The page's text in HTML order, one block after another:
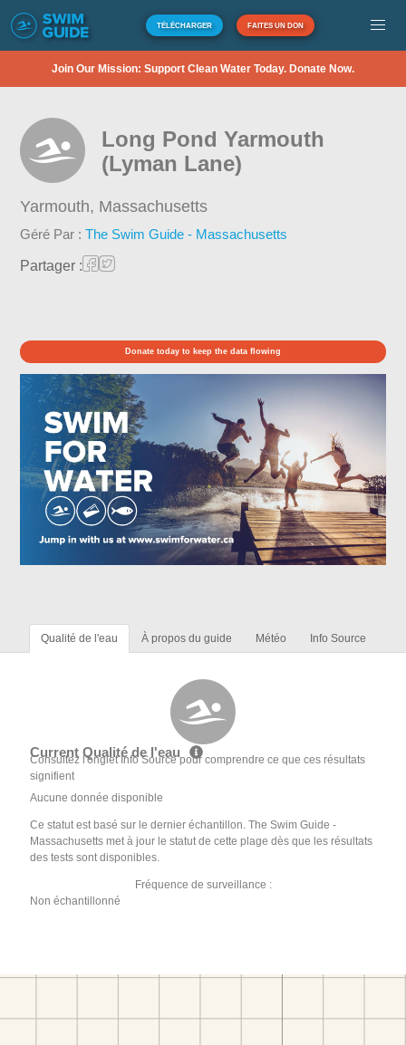
TÉLÉCHARGER FAITES UN DON
Join Our Mission: Support Clean Water Today. Donate Now.
Long Pond Yarmouth
(Lyman Lane)
Yarmouth, Massachusetts
Géré Par :The Swim Guide - Massachusetts
Partager :
Donate today to keep the data flowing
Qualité de l'eau À propos du guide Météo Info Source
Current Qualité de l'eau
Consultez l'onglet Info Source pour comprendre ce que ces résultats
signifient
Aucune donnée disponible
Ce statut est basé sur le dernier échantillon. The Swim Guide -
Massachusetts met à jour le statut de cette plage dès que les résultats
des tests sont disponibles.
Fréquence de surveillance :
Non échantillonné